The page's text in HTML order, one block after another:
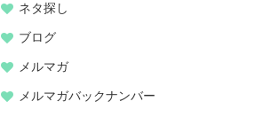
ネタ探し
ブログ
メルマガ
メルマガバックナンバー